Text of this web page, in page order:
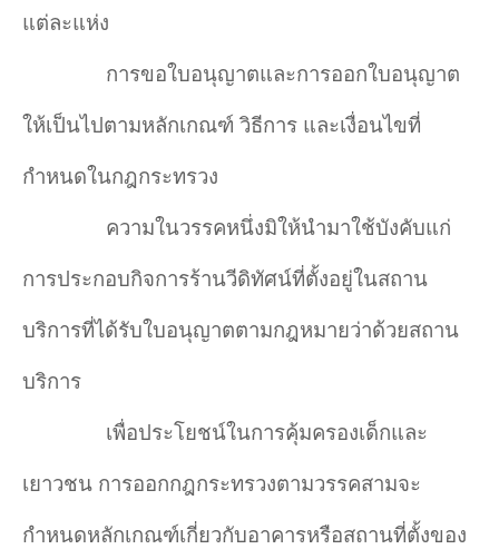
แต่ละแห่ง
การขอใบอนุญาตและการออกใบอนุญาต
ให้เป็นไปตามหลักเกณฑ์ วิธีการ และเงื่อนไขที่
กำหนดในกฎกระทรวง
ความในวรรคหนึ่งมิให้นำมาใช้บังคับแก่
การประกอบกิจการร้านวีดิทัศน์ที่ตั้งอยู่ในสถาน
บริการที่ได้รับใบอนุญาตตามกฎหมายว่าด้วยสถาน
บริการ
เพื่อประโยชน์ในการคุ้มครองเด็กและ
เยาวชน การออกกฎกระทรวงตามวรรคสามจะ
กำหนดหลักเกณฑ์เกี่ยวกับอาคารหรือสถานที่ตั้งของ